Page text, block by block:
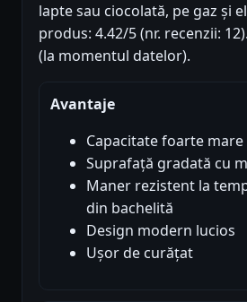
lapte sau ciocolată, pe gaz și
produs: 4.42/5 (nr. recenzii:
(la momentul datelor).
Avantaje
Capacitate foarte mare
Suprafață gradată cu
Maner rezistent la
din bachelită
Design modern lucios
Ușor de curățat